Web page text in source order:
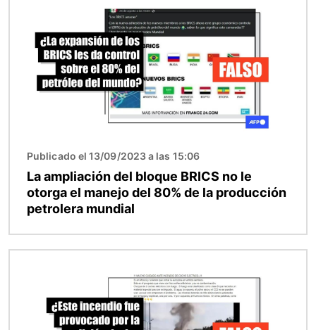
Publicado el 13/09/2023 a las 15:06
La ampliación del bloque BRICS no le
otorga el manejo del 80% de la producción
petrolera mundial